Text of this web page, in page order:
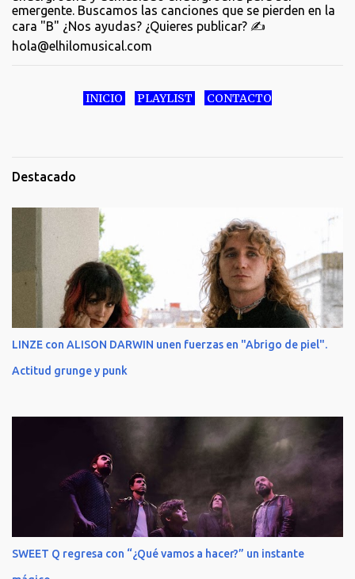
emergente. Buscamos las canciones que se pierden en la
cara "B" ¿Nos ayudas? ¿Quieres publicar? ✍️
hola@elhilomusical.com
INICIO PLAYLIST CONTACTO
Destacado
LINZE con ALISON DARWIN unen fuerzas en "Abrigo de piel".
Actitud grunge y punk
SWEET Q regresa con “¿Qué vamos a hacer?” un instante